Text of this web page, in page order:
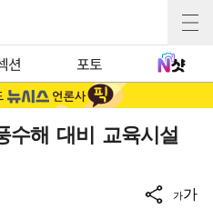
션 포토
수해 대비 교육시설
가가